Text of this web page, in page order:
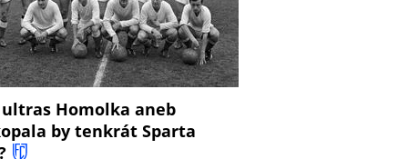
ultras Homolka aneb
by tenkrát Sparta